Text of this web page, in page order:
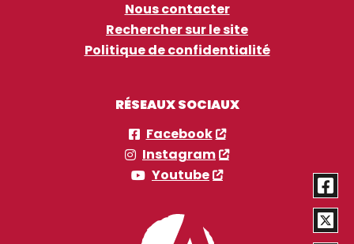
Nous contacter
Rechercher sur le site
Politique de confidentialité
RÉSEAUX SOCIAUX
Facebook
Instagram
Youtube